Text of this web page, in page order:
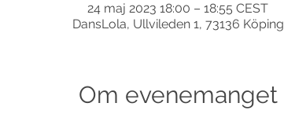
24 maj 2023 18:00 – 18:55 CEST
DansLola, Ullvileden 1, 73136 Köping
Om evenemanget